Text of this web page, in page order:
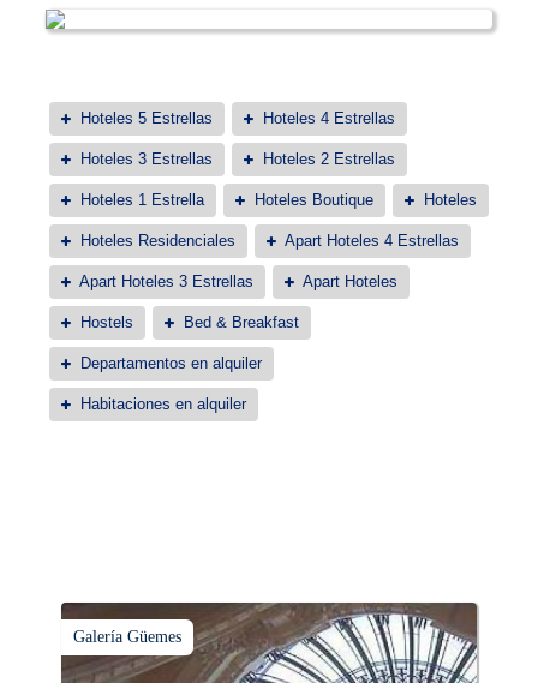
Hoteles 5 Estrellas Hoteles 4 Estrellas
Hoteles 3 Estrellas Hoteles 2 Estrellas
Hoteles 1 Estrella Hoteles Boutique Hoteles
Hoteles Residenciales Apart Hoteles 4 Estrellas
Apart Hoteles 3 Estrellas Apart Hoteles
Hostels Bed & Breakfast
Departamentos en alquiler
Habitaciones en alquiler
Galería Güemes